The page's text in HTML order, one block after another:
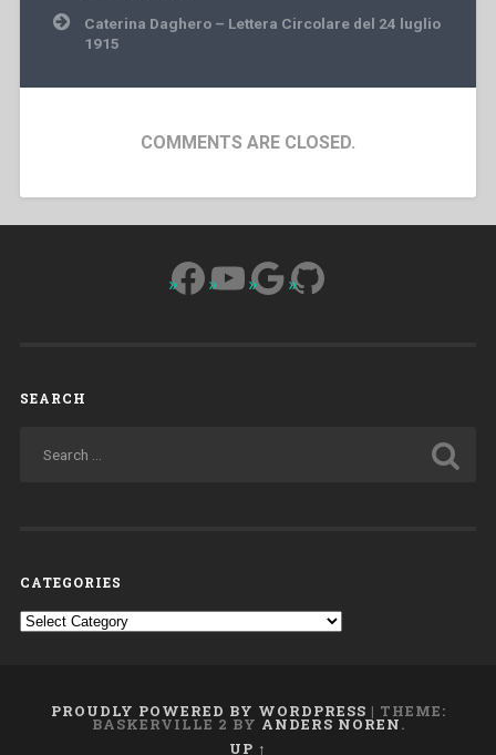
Caterina Daghero – Lettera Circolare del 24 luglio
1915
COMMENTS ARE CLOSED.
Facebook
YouTube
Google
GitHub
SEARCH
CATEGORIES
Categories
PROUDLY POWERED BY WORDPRESS | THEME:
BASKERVILLE 2 BY ANDERS NOREN.
UP ↑